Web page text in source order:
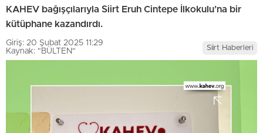
KAHEV bağışçılarıyla Siirt Eruh Cintepe İlkokulu’na bir
kütüphane kazandırdı.
Giriş: 20 Şubat 2025 11:29
Kaynak: "BÜLTEN"
Siirt Haberleri